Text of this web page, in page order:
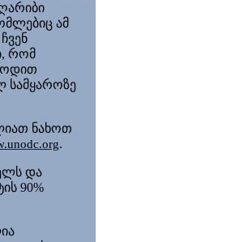
ამ
რომ
სამყაროზე
ნახოთ
.
და
90%
ია